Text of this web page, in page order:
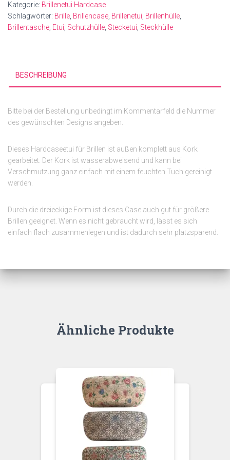
Menge
Kategorie: Brillenetui Hardcase
Schlagwörter: Brille, Brillencase, Brillenetui, Brillenhülle,
Brillentasche, Etui, Schutzhülle, Stecketui, Steckhülle
BESCHREIBUNG
Bitte bei der Bestellung unbedingt im Kommentarfeld die Nummer
des gewünschten Designs angeben.
Dieses Hardcaseetui für Brillen ist außen komplett aus Kork
gearbeitet. Der Kork ist wasserabweisend und kann bei
Verschmutzung ganz einfach mit einem feuchten Tuch gereinigt
werden.
Durch die dreieckige Form ist dieses Case auch gut für größere
Brillen geeignet. Wenn es nicht gebraucht wird, lässt es sich
einfach flach zusammenlegen und ist dadurch sehr platzsparend.
Ähnliche Produkte